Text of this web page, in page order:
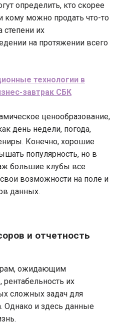
определить, кто скорее
кому можно продать что-то
их
на протяжении всего
технологии в
завтрак СБК
ценообразование,
день недели, погода,
Конечно, хорошие
популярность, но в
большие клубы все
возможности на поле и
данных.
и отчетность
ожидающим
рентабельность их
сложных задач для
Однако и здесь данные